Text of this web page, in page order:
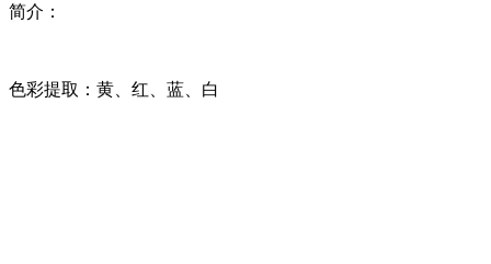
简介：
色彩提取：黄、红、蓝、白